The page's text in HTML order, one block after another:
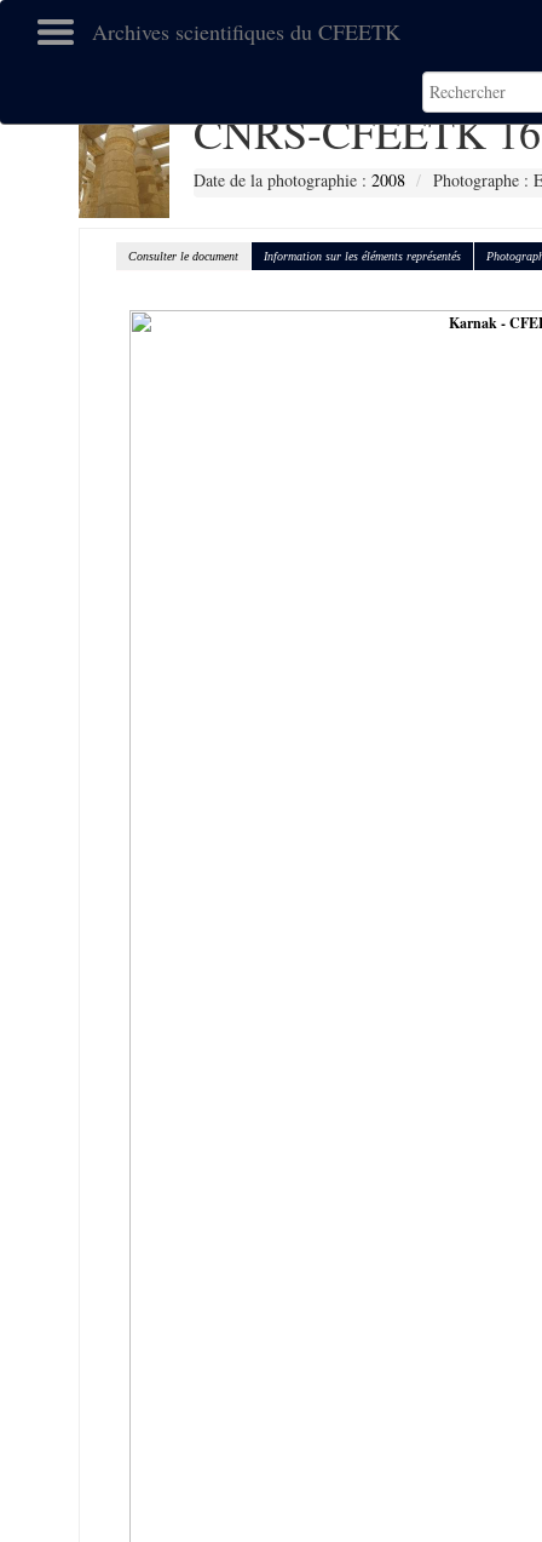
Archives scientifiques du CFEETK
CNRS-CFEETK
Date de la photographie : 2008 Photographe :
Consulter le document Information sur les éléments représentés